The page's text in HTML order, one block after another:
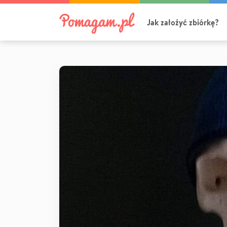
Jak założyć zbiórkę?